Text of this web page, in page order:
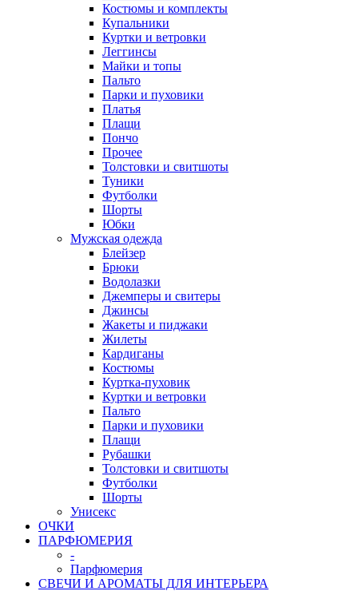
Костюмы и комплекты
Купальники
Куртки и ветровки
Леггинсы
Майки и топы
Пальто
Парки и пуховики
Платья
Плащи
Пончо
Прочее
Толстовки и свитшоты
Туники
Футболки
Шорты
Юбки
Мужская одежда
Блейзер
Брюки
Водолазки
Джемперы и свитеры
Джинсы
Жакеты и пиджаки
Жилеты
Кардиганы
Костюмы
Куртка-пуховик
Куртки и ветровки
Пальто
Парки и пуховики
Плащи
Рубашки
Толстовки и свитшоты
Футболки
Шорты
Унисекс
ОЧКИ
ПАРФЮМЕРИЯ
-
Парфюмерия
СВЕЧИ И АРОМАТЫ ДЛЯ ИНТЕРЬЕРА